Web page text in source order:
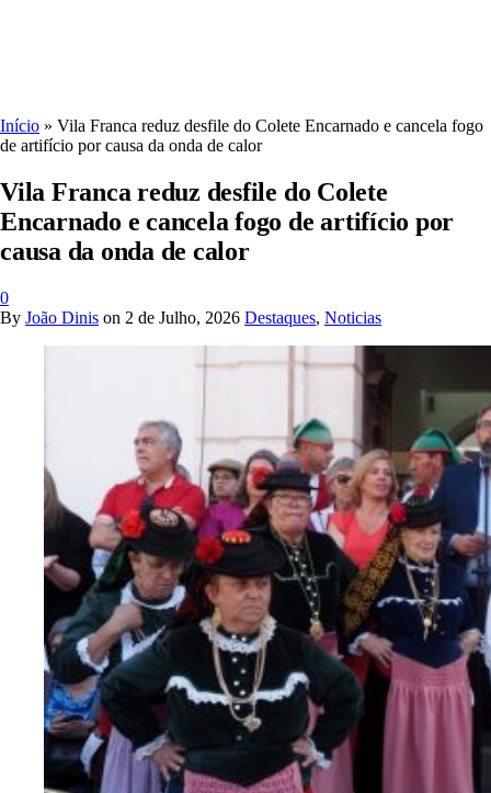
Início » Vila Franca reduz desfile do Colete Encarnado e cancela fogo
de artifício por causa da onda de calor
Vila Franca reduz desfile do Colete
Encarnado e cancela fogo de artifício por
causa da onda de calor
0
By João Dinis on 2 de Julho, 2026 Destaques, Noticias